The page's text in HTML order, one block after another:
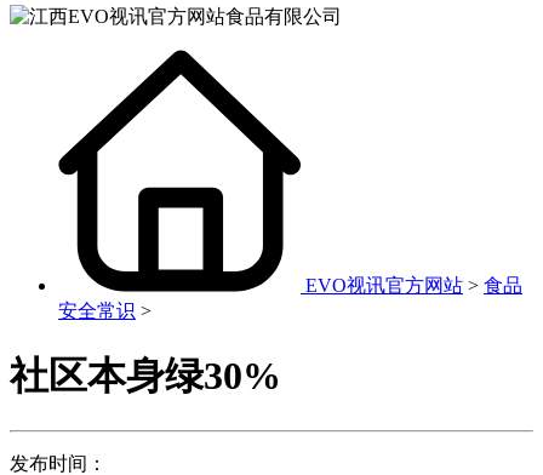
EVO视讯官方网站 > 食品
安全常识 >
社区本身绿30%
发布时间：